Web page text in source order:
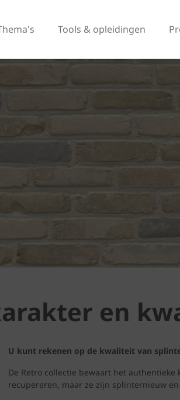
Tools & opleidingen
en
U kunt rekenen op de kwaliteit van
De Retro collectie bewaart het authentieke
recupereren, maar ze zijn splinternieuw